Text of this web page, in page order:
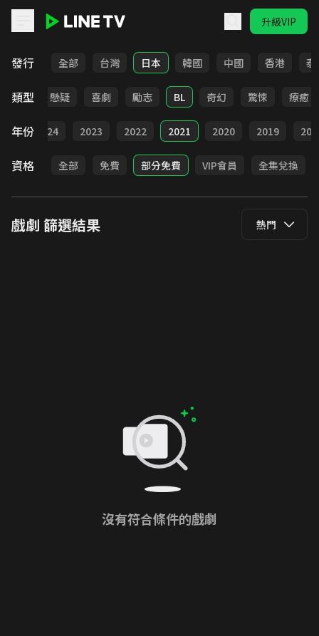
升級VIP
發行 全部 台灣 日本 韓國 中國 香港 泰
類型
甜寵 懸疑 喜劇 勵志 BL 奇幻 驚悚 療癒
年份 2024 2023 2022 2021 2020 2019
資格 全部 免費 部分免費 VIP會員 全集兌換
戲劇 篩選結果 熱門
沒有符合條件的戲劇